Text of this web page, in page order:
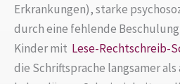
Erkrankungen), starke
durch eine fehlende
Kinder mit Lese-Rechtschreib-
die Schriftsprache langsamer als